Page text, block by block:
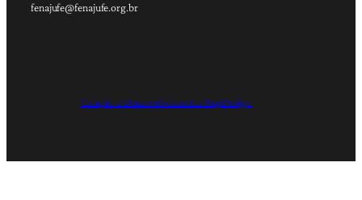
fenajufe@fenajufe.org.br
Criação e Desenvolvimento: RapDesign